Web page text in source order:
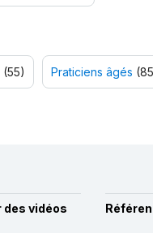
(55) Praticiens âgés
des vidéos